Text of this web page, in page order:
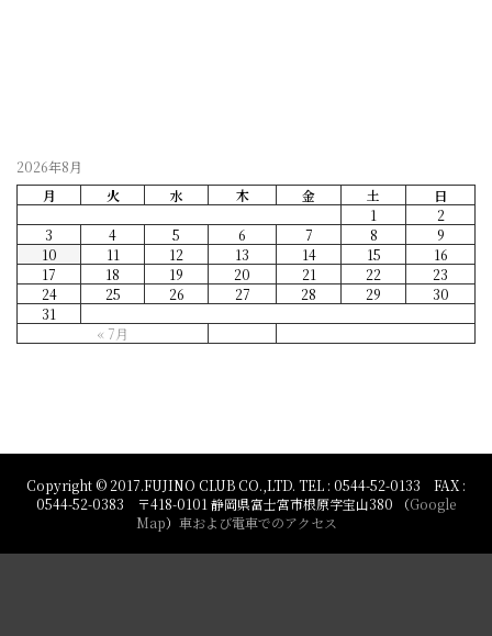
2026年8月
月
火 水 木 金 土 日
« 7月
1
2
3
4 5 6 7 8
9
10
11 12 13 14 15
16
17
18 19 20 21 22
23
24
25 26 27 28 29
30
31
Copyright © 2017.FUJINO CLUB CO.,LTD. TEL : 0544-52-0133 FAX :
0544-52-0383 〒418-0101 静岡県富士宮市根原字宝山380 （Google
Map） 車および電車でのアクセス